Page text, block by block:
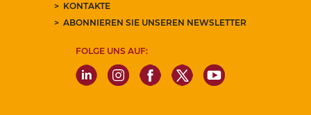
KONTAKTE
ABONNIEREN SIE UNSEREN NEWSLETTER
FOLGE UNS AUF: